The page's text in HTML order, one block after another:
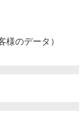
様のデータ）